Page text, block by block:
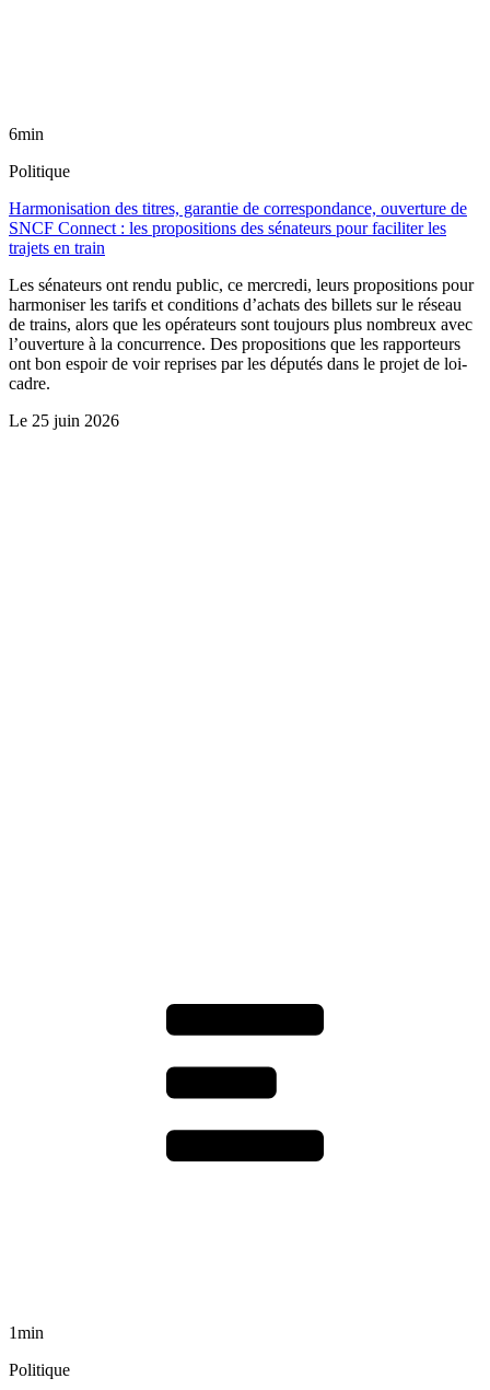
6min
Politique
Harmonisation des titres, garantie de correspondance, ouverture de
SNCF Connect : les propositions des sénateurs pour faciliter les
trajets en train
Les sénateurs ont rendu public, ce mercredi, leurs propositions pour
harmoniser les tarifs et conditions d’achats des billets sur le réseau
de trains, alors que les opérateurs sont toujours plus nombreux avec
l’ouverture à la concurrence. Des propositions que les rapporteurs
ont bon espoir de voir reprises par les députés dans le projet de loi-
cadre.
Le 25 juin 2026
1min
Politique